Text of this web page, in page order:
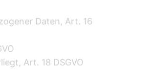
Daten, Art. 16
Art. 18 DSGVO